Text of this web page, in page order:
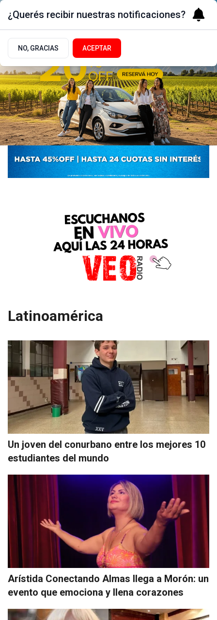
Latinoamérica
Un joven del conurbano entre los mejores 10
estudiantes del mundo
Arístida Conectando Almas llega a Morón: un
evento que emociona y llena corazones
¿Querés recibir nuestras notificaciones?
NO, GRACIAS ACEPTAR